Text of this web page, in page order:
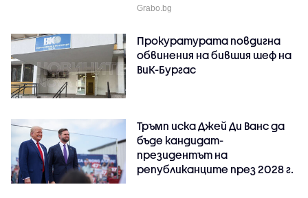
Grabo.bg
Прокуратурата повдигна
обвинения на бившия шеф на
ВиК-Бургас
Тръмп иска Джей Ди Ванс да
бъде кандидат-
президентът на
републиканците през 2028 г.